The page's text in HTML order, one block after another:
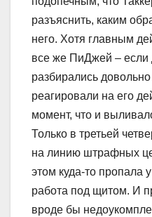
разъяснить, каким
него. Хотя главным
все же ПиДжей – если
разбирались
реагировали на его
момент, что и
Только в третьей
на линию штрафных
этом куда-то пропала
работа под щитом. И
вроде бы